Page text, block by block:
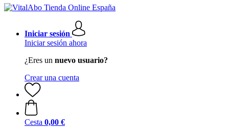
Iniciar sesión
Iniciar sesión ahora
¿Eres un nuevo usuario?
Crear una cuenta
Cesta 0,00 €